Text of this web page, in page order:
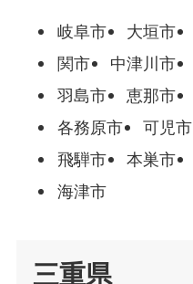
岐阜市 大垣市
関市
中津川市
羽島市
恵那市
各務原市
可児市
飛騨市
本巣市
海津市
三重県